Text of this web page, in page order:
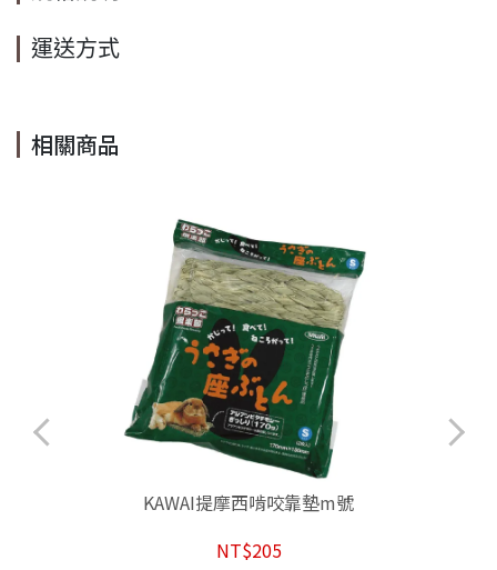
運送方式
相關商品
KAWAI提摩西啃咬靠墊m號
NT$205